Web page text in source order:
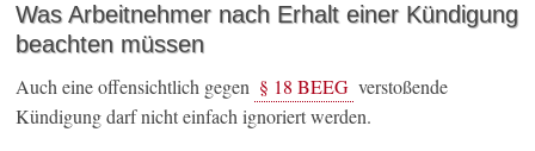
Was Arbeitnehmer nach Erhalt einer Kündigung
beachten müssen
Auch eine offensichtlich gegen § 18 BEEG verstoßende
Kündigung darf nicht einfach ignoriert werden.